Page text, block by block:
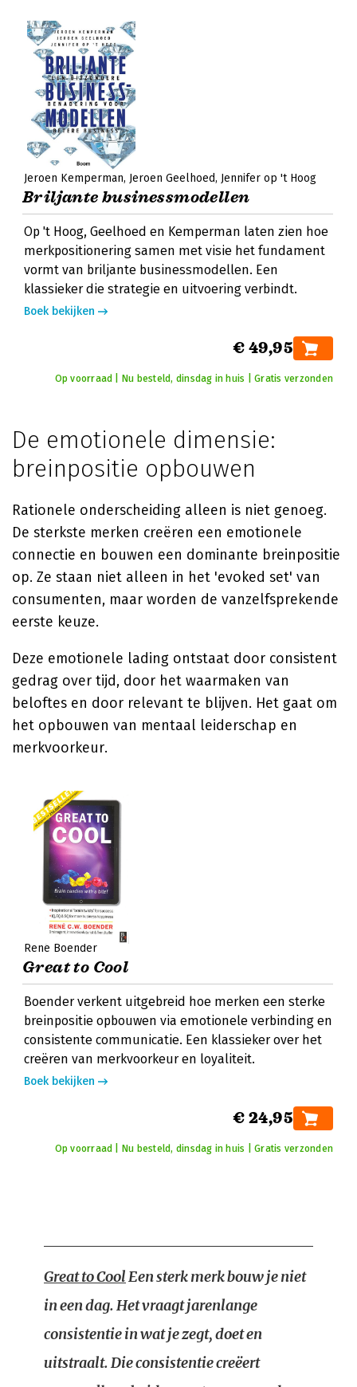
Jeroen Kemperman Jeroen Geelhoed Jennifer op 't Hoog
Briljante businessmodellen
Op 't Hoog, Geelhoed en Kemperman laten zien hoe
merkpositionering samen met visie het fundament
vormt van briljante businessmodellen. Een
klassieker die strategie en uitvoering verbindt.
Boek bekijken
€ 49,95
Op voorraad | Nu besteld, dinsdag in huis | Gratis verzonden
De emotionele dimensie:
breinpositie opbouwen
Rationele onderscheiding alleen is niet genoeg.
De sterkste merken creëren een emotionele
connectie en bouwen een dominante breinpositie
op. Ze staan niet alleen in het 'evoked set' van
consumenten, maar worden de vanzelfsprekende
eerste keuze.
Deze emotionele lading ontstaat door consistent
gedrag over tijd, door het waarmaken van
beloftes en door relevant te blijven. Het gaat om
het opbouwen van mentaal leiderschap en
merkvoorkeur.
René Boender
Great to Cool
Boender verkent uitgebreid hoe merken een sterke
breinpositie opbouwen via emotionele verbinding en
consistente communicatie. Een klassieker over het
creëren van merkvoorkeur en loyaliteit.
Boek bekijken
€ 24,95
Op voorraad | Nu besteld, dinsdag in huis | Gratis verzonden
Great to CoolEen sterk merk bouw je niet
in een dag. Het vraagt jarenlange
consistentie in wat je zegt, doet en
uitstraalt. Die consistentie creëert